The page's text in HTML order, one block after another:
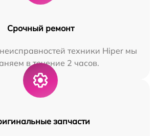
Срочный ремонт
техники Hiper мы
в течение 2 часов.
запчасти